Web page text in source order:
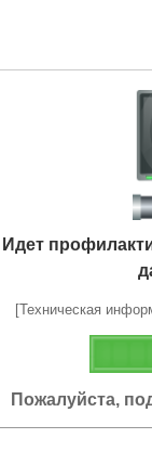
Идет
[Техническая
Пожалуйста,